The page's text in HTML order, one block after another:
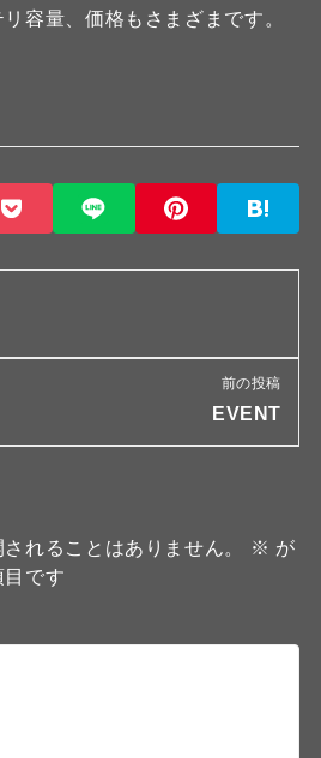
容量、価格もさまざまです。
前の投稿
EVENT
れることはありません。 ※ が
です